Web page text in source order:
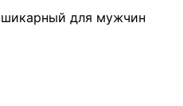
для мужчин